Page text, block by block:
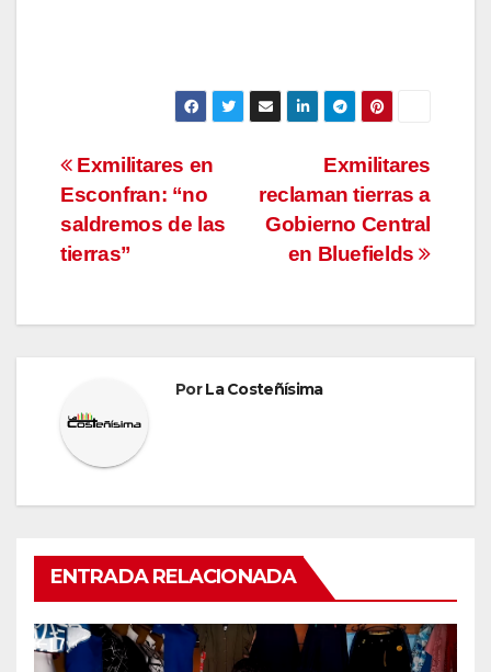
Navegación
de
entradas
Exmilitares
reclaman tierras a
Gobierno Central
en Bluefields
Exmilitares en
Esconfran: “no
saldremos de las
tierras”
PorLa Costeñísima
ENTRADA RELACIONADA